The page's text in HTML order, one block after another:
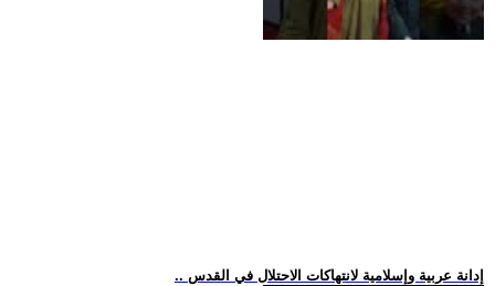
.. إدانة عربية وإسلامية لانتهاكات الاحتلال في القدس